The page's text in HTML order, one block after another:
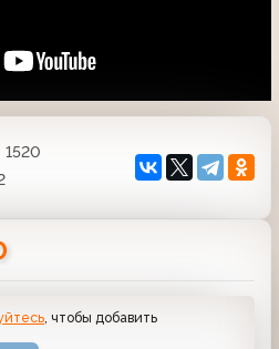
1520
, чтобы добавить